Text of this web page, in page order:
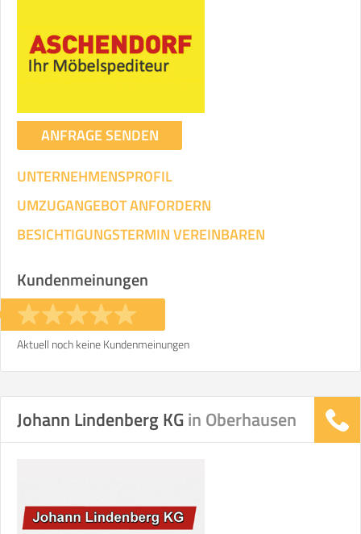
ANFRAGE SENDEN
UNTERNEHMENSPROFIL
UMZUGANGEBOT ANFORDERN
BESICHTIGUNGSTERMIN VEREINBAREN
Kundenmeinungen
Aktuell noch keine Kundenmeinungen
Johann Lindenberg KGin Oberhausen